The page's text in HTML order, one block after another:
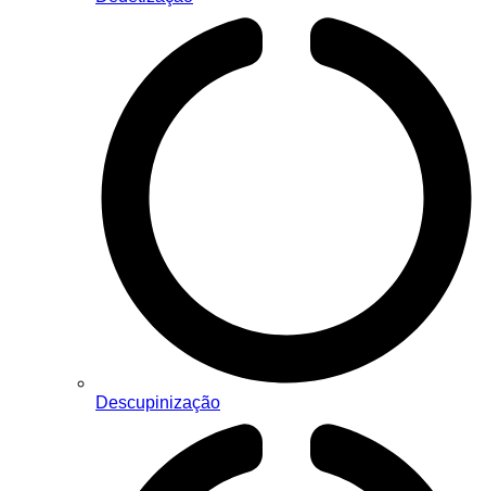
Descupinização